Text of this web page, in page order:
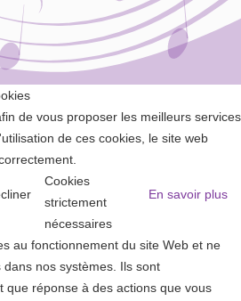
de vous proposer les meilleurs services
de ces cookies, le site web
En savoir plus
Cookies
strictement
nécessaires
au fonctionnement du site Web et ne
nos systèmes. Ils sont
que réponse à des actions que vous